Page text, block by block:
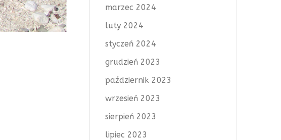
marzec 2024
luty 2024
styczeń 2024
grudzień 2023
październik 2023
wrzesień 2023
sierpień 2023
lipiec 2023